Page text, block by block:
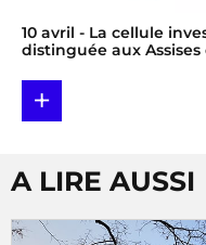
10 avril - La cellule
distinguée aux
+
A LIRE AUSSI